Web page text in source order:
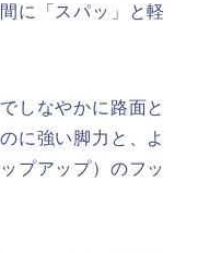
に「スパッ」と軽
しなやかに路面と
に強い脚力と、よ
プアップ）のフッ